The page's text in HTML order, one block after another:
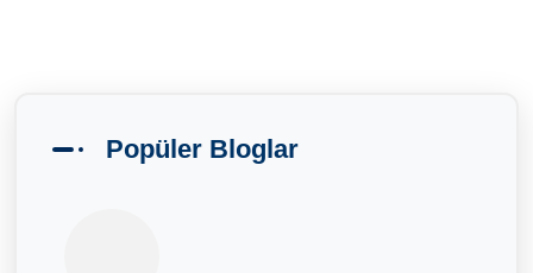
Popüler Bloglar